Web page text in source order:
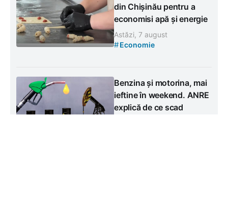
din Chișinău pentru a
economisi apă și energie
Astăzi, 7 august
#Economie
Benzina și motorina, mai
ieftine în weekend. ANRE
explică de ce scad